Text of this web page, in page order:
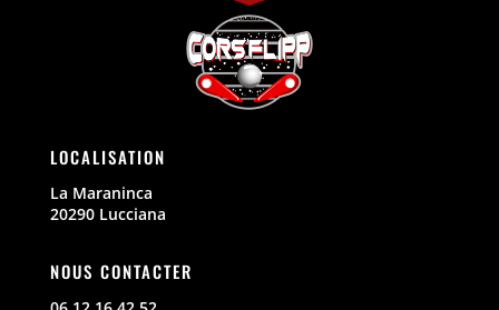
LOCALISATION
La Maraninca
20290 Lucciana
NOUS CONTACTER